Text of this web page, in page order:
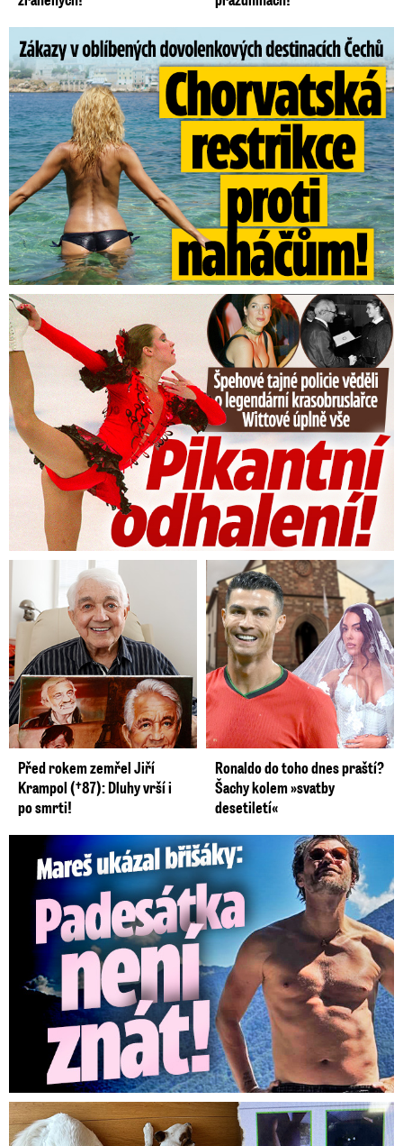
Zákazy v dovolenkových rájích: Restrikce proti naháčům!
Tajná policie špehovala krasobruslařku Wittovou: Pikantní ...
Před rokem zemřel Jiří
Krampol (†87): Dluhy vrší i
po smrti!
Ronaldo do toho dnes praští?
Šachy kolem »svatby
desetiletí«
Mareš v dokonalé formě ukázal břišáky: Padesátka není znát
Za hlídání psů zaplatili 20 tisíc, doma našli cizí ženy!